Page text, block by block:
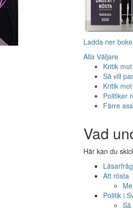
Ladda ner
Alla Väljare
Kritik
Så vill
Kritik
Politiker
Färre
Vad
Här kan du
Att rösta
Politik i
Så